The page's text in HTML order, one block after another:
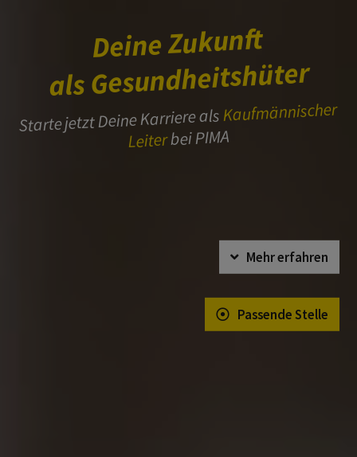
Deine Zukunft
als Gesundheitshüter
Starte jetzt Deine Karriere alsKaufmännischer
Leiterbei PIMA
Mehr erfahren
Passende Stelle